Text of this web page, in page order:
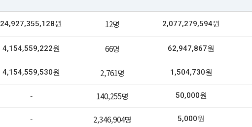
24,927,355,128원 12명 2,077,279,594원
4,154,559,222원 66명 62,947,867원
4,154,559,530원 2,761명 1,504,730원
- 140,255명 50,000원
- 2,346,904명 5,000원